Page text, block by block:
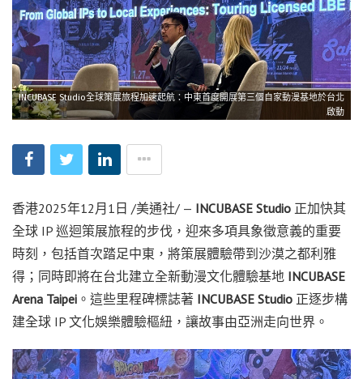
INCUBASE Studio全球策展旅程加速起航：中東首度開展第三個自家動漫基地於台北
啟動
香港2025年12月1日 /美通社/ — INCUBASE Studio 正加快其
全球 IP 巡迴策展旅程的步伐，迎來多項具象徵意義的重要
時刻，包括首次踏足中東，將策展體驗帶到沙漠之都利雅
得；同時即將在台北建立全新動漫文化體驗基地 INCUBASE
Arena Taipei 。這些里程碑標誌著 INCUBASE Studio 正逐步構
建全球 IP 文化娛樂體驗樞紐，讓故事由亞洲走向世界。